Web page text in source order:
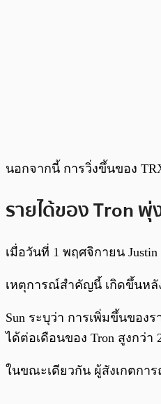
นอกจากนี้ การวิ่งขึ้นของ
รายได้ของ Tron
เมื่อวันที่ 1 พฤศจิกายน
เหตุการณ์สำคัญนี้ เกิดขึ้นหลัง
Sun ระบุว่า การเพิ่มขึ้นของ
ได้ต่อเดือนของ Tron สูงกว่า
ในขณะเดียวกัน ผู้สังเกตกา